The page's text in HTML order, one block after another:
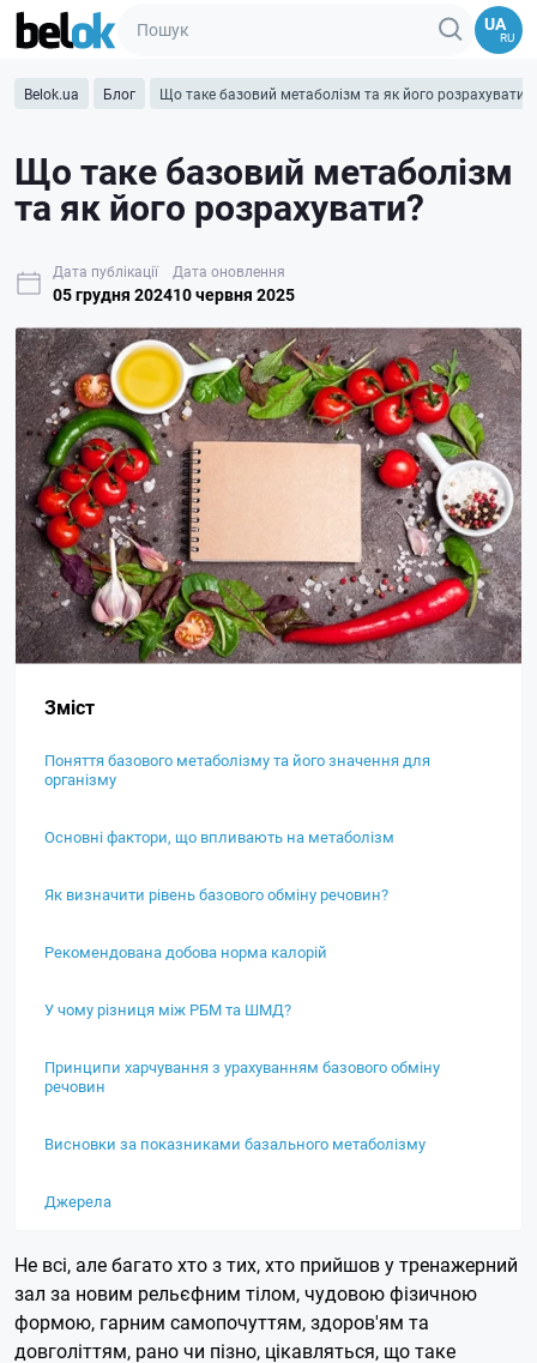
UA
RU
Belok.ua Блог Що таке базовий метаболізм та як його розрахувати?
Що таке базовий метаболізм
та як його розрахувати?
Дата публікації
05 грудня 2024
Дата оновлення
10 червня 2025
Зміст
Поняття базового метаболізму та його значення для
організму
Основні фактори, що впливають на метаболізм
Як визначити рівень базового обміну речовин?
Рекомендована добова норма калорій
У чому різниця між РБМ та ШМД?
Принципи харчування з урахуванням базового обміну
речовин
Висновки за показниками базального метаболізму
Джерела
Не всі, але багато хто з тих, хто прийшов у тренажерний
зал за новим рельєфним тілом, чудовою фізичною
формою, гарним самопочуттям, здоров'ям та
довголіттям, рано чи пізно, цікавляться, що таке